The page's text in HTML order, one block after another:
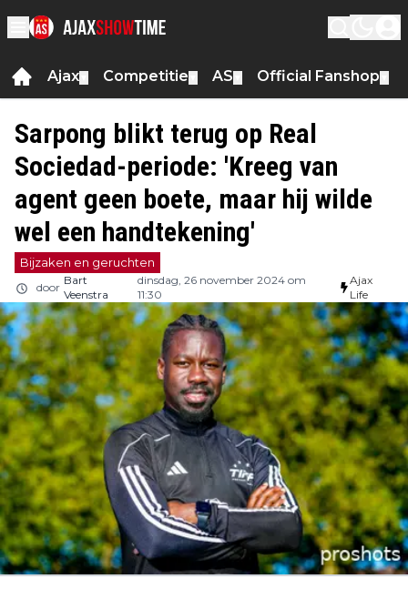
Ajax Competitie AS Official Fanshop
Sarpong blikt terug op Real
Sociedad-periode: 'Kreeg van
agent geen boete, maar hij wilde
wel een handtekening'
Bijzaken en geruchten
door
Bart
Veenstra
dinsdag, 26 november 2024 om
11:30
Ajax
Life